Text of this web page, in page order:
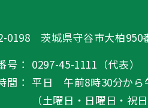
0198 茨城県守谷市大柏950
号： 0297-45-1111（代表）
間： 平日 午前8時30分から
（土曜日・日曜日・祝